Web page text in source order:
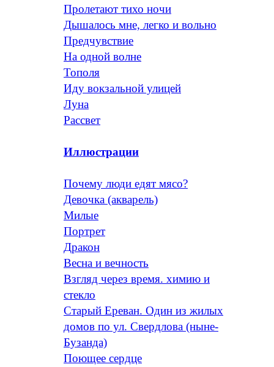
Пролетают тихо ночи
Дышалось мне, легко и вольно
Предчувствие
На одной волне
Тополя
Иду вокзальной улицей
Луна
Рассвет
Иллюстрации
Почему люди едят мясо?
Девочка (акварель)
Милые
Портрет
Дракон
Весна и вечность
Взгляд через время. химию и
стекло
Старый Ереван. Один из жилых
домов по ул. Свердлова (ныне-
Бузанда)
Поющее сердце